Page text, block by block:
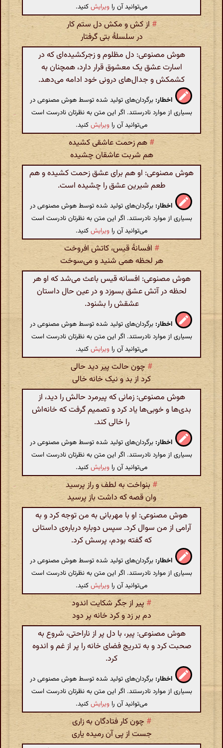
می‌توانید آن را ویرایشکنید.
# از کش و مکش دل ستم کار
در سلسلهٔ بتی گرفتار
هوش مصنوعی: دل مظلوم و زجرکشیده‌ای که در
اسارت عشق یک معشوق قرار دارد، همچنان به
کشمکش و جدال‌های درونی خود ادامه می‌دهد.
اخطار: برگردان‌های تولید شده توسط هوش مصنوعی در
بسیاری از موارد نادرستند. اگر این متن به نظرتان نادرست است
می‌توانید آن را ویرایشکنید.
#هم زحمت عاشقی کشیده
هم شربت عاشقان چشیده
هوش مصنوعی: او هم برای عشق زحمت کشیده و هم
طعم شیرین عشق را چشیده است.
اخطار: برگردان‌های تولید شده توسط هوش مصنوعی در
بسیاری از موارد نادرستند. اگر این متن به نظرتان نادرست است
می‌توانید آن را ویرایشکنید.
# افسانهٔ قیس، کاتش افروخت
هر لحظه همی شنید و می‌سوخت
هوش مصنوعی: افسانه قیس باعث می‌شد که او هر
لحظه در آتش عشق بسوزد و در عین حال داستان
عشقش را بشنود.
اخطار: برگردان‌های تولید شده توسط هوش مصنوعی در
بسیاری از موارد نادرستند. اگر این متن به نظرتان نادرست است
می‌توانید آن را ویرایشکنید.
#چون حالت پیر دید حالی
کرد از بد و نیک خانه خالی
هوش مصنوعی: زمانی که پیرمرد حالش را دید، از
بدی‌ها و خوبی‌ها یاد کرد و تصمیم گرفت که خانه‌اش
را خالی کند.
اخطار: برگردان‌های تولید شده توسط هوش مصنوعی در
بسیاری از موارد نادرستند. اگر این متن به نظرتان نادرست است
می‌توانید آن را ویرایشکنید.
# بنواخت به لطف و راز پرسید
وان قصه که داشت باز پرسید
هوش مصنوعی: او با مهربانی به من توجه کرد و به
آرامی از من سوال کرد. سپس دوباره درباره‌ی داستانی
که گفته بودم، پرسش کرد.
اخطار: برگردان‌های تولید شده توسط هوش مصنوعی در
بسیاری از موارد نادرستند. اگر این متن به نظرتان نادرست است
می‌توانید آن را ویرایشکنید.
# پیر از جگر شکایت اندود
دم بر زد و کرد خانه پر دود
هوش مصنوعی: پیر، با دل پر از ناراحتی، شروع به
صحبت کرد و به تدریج فضای خانه را پر از غم و اندوه
کرد.
اخطار: برگردان‌های تولید شده توسط هوش مصنوعی در
بسیاری از موارد نادرستند. اگر این متن به نظرتان نادرست است
می‌توانید آن را ویرایشکنید.
# چون کار فتادگان به زاری
جست از پی آن رمیده یاری